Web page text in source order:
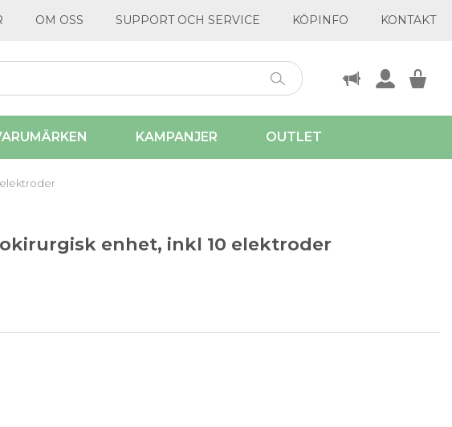
OM OSS SUPPORT OCH SERVICE KÖPINFO KONTAKT
KAMPANJER OUTLET
elektroder
enhet, inkl 10 elektroder